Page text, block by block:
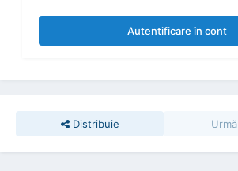
Autentificare în cont
Distribuie